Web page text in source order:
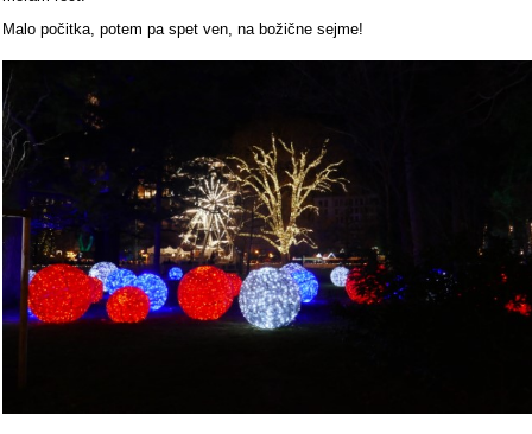
Malo počitka, potem pa spet ven, na božične sejme!